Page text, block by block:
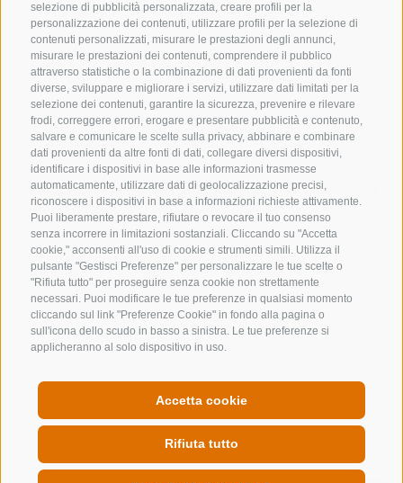
selezione di pubblicità personalizzata, creare profili per la
personalizzazione dei contenuti, utilizzare profili per la selezione di
contenuti personalizzati, misurare le prestazioni degli annunci,
misurare le prestazioni dei contenuti, comprendere il pubblico
attraverso statistiche o la combinazione di dati provenienti da fonti
diverse, sviluppare e migliorare i servizi, utilizzare dati limitati per la
selezione dei contenuti, garantire la sicurezza, prevenire e rilevare
frodi, correggere errori, erogare e presentare pubblicità e contenuto,
salvare e comunicare le scelte sulla privacy, abbinare e combinare
dati provenienti da altre fonti di dati, collegare diversi dispositivi,
identificare i dispositivi in base alle informazioni trasmesse
automaticamente, utilizzare dati di geolocalizzazione precisi,
riconoscere i dispositivi in base a informazioni richieste attivamente.
Puoi liberamente prestare, rifiutare o revocare il tuo consenso
senza incorrere in limitazioni sostanziali. Cliccando su "Accetta
cookie," acconsenti all'uso di cookie e strumenti simili. Utilizza il
pulsante "Gestisci Preferenze" per personalizzare le tue scelte o
"Rifiuta tutto" per proseguire senza cookie non strettamente
necessari. Puoi modificare le tue preferenze in qualsiasi momento
cliccando sul link "Preferenze Cookie" in fondo alla pagina o
sull'icona dello scudo in basso a sinistra. Le tue preferenze si
applicheranno al solo dispositivo in uso.
Accetta cookie
Rifiuta tutto
Dalla stazione a monte di Ladurns, il percorso ad anello
sale fino al Rifugio Stella Alpina e prosegue verso il
Wastenegg.
Qui vi attende lanuova piattaforma panoramica a
360° "Wastenegg", che regala una vista mozzafiato
sulle cime circostanti e sull’ampio paesaggio alpino.
Il rientro si svolge in modo tranquillo lungo il giro di
Ladurns e la strada forestale, per poi tornare alla
stazione a monte attraverso il Sentiero Dolomieu – un
itinerario ad anello ricco di panorami e suggestioni
alpine.
IL CALENDARIO DEGLI EVENTI